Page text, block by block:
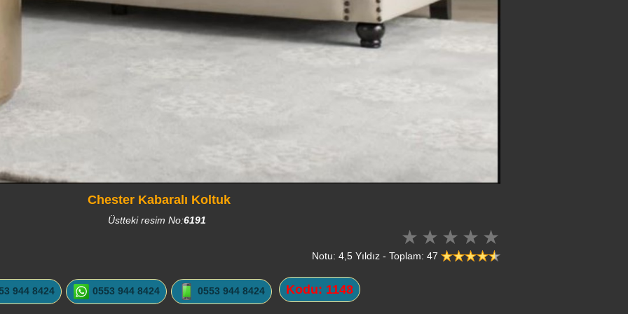
Chester Kabaralı Koltuk
Üstteki resim No:6191
Notu: 4,5 Yıldız - Toplam: 47
944 8424 0553 944 8424 0553 944 8424 Kodu: 1148